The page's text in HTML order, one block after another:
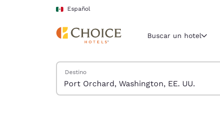
Pasar A Contenido Principal
Español
Región y
México
Buscar un hotel
Buscar hoteles
Destino